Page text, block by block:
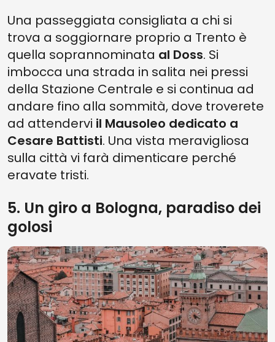
Una passeggiata consigliata a chi si
trova a soggiornare proprio a Trento è
quella soprannominata al Doss. Si
imbocca una strada in salita nei pressi
della Stazione Centrale e si continua ad
andare fino alla sommità, dove troverete
ad attendervi il Mausoleo dedicato a
Cesare Battisti. Una vista meravigliosa
sulla città vi farà dimenticare perché
eravate tristi.
5. Un giro a Bologna, paradiso dei
golosi